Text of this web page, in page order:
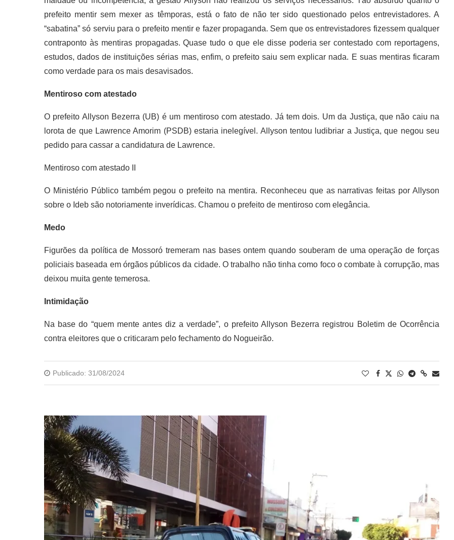
prefeito mentir sem mexer as têmporas, está o fato de não ter sido questionado pelos entrevistadores. A
“sabatina” só serviu para o prefeito mentir e fazer propaganda. Sem que os entrevistadores fizessem qualquer
contraponto às mentiras propagadas. Quase tudo o que ele disse poderia ser contestado com reportagens,
estudos, dados de instituições sérias mas, enfim, o prefeito saiu sem explicar nada. E suas mentiras ficaram
como verdade para os mais desavisados.
Mentiroso com atestado
O prefeito Allyson Bezerra (UB) é um mentiroso com atestado. Já tem dois. Um da Justiça, que não caiu na
lorota de que Lawrence Amorim (PSDB) estaria inelegível. Allyson tentou ludibriar a Justiça, que negou seu
pedido para cassar a candidatura de Lawrence.
Mentiroso com atestado II
O Ministério Público também pegou o prefeito na mentira. Reconheceu que as narrativas feitas por Allyson
sobre o Ideb são notoriamente inverídicas. Chamou o prefeito de mentiroso com elegância.
Medo
Figurões da política de Mossoró tremeram nas bases ontem quando souberam de uma operação de forças
policiais baseada em órgãos públicos da cidade. O trabalho não tinha como foco o combate à corrupção, mas
deixou muita gente temerosa.
Intimidação
Na base do “quem mente antes diz a verdade”, o prefeito Allyson Bezerra registrou Boletim de Ocorrência
contra eleitores que o criticaram pelo fechamento do Nogueirão.
Publicado: 31/08/2024